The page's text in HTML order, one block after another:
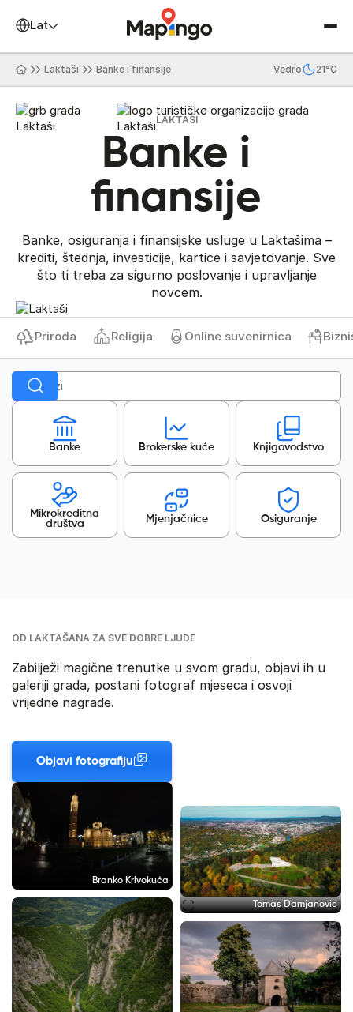
Latinica
Laktaši Banke i finansije Vedro 21°C
LAKTAŠI
Banke i
finansije
Banke, osiguranja i finansijske usluge u Laktašima –
krediti, štednja, investicije, kartice i savjetovanje. Sve
što ti treba za sigurno poslovanje i upravljanje
novcem.
Priroda Religija Online suvenirnica Biznis
Banke Brokerske kuće Knjigovodstvo
Mikrokreditna
društva
Mjenjačnice Osiguranje
OD LAKTAŠANA ZA SVE DOBRE LJUDE
Zabilježi magične trenutke u svom gradu, objavi ih u
galeriji grada, postani fotograf mjeseca i osvoji
vrijedne nagrade.
Objavi fotografiju
Branko Krivokuća
Tomas Damjanović